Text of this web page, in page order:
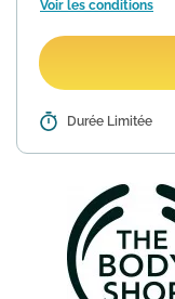
Voir les conditions
Détails : Pour
point
Durée Limitée